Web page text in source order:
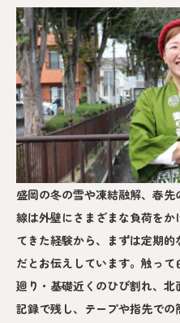
盛岡の冬の雪や凍結融解、春
線は外壁にさまざまな負荷を
てきた経験から、まずは定期
だとお伝えしています。触っ
廻り・基礎近くのひび割れ、
記録で残し、テープや指先での